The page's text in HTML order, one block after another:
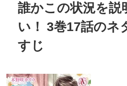
誰かこの状況を説
い！ 3巻17話のネ
すじ